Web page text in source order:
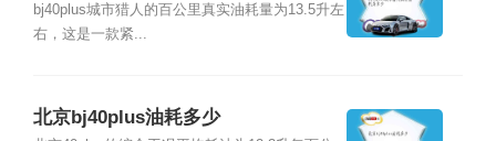
bj40plus城市猎人的百公里真实油耗量为13.5升左
右，这是一款紧...
北京bj40plus油耗多少